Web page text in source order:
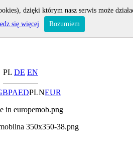
PL DE EN
AEDPLNEUR
dzięki którym nasz serwis może
się więcej Rozumiem